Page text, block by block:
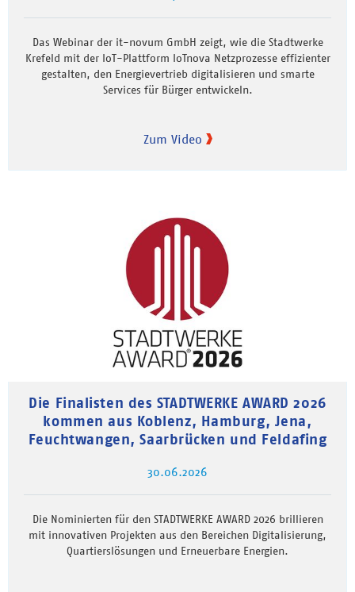
Das Webinar der it-novum GmbH zeigt, wie die Stadtwerke
Krefeld mit der IoT-Plattform IoTnova Netzprozesse effizienter
gestalten, den Energievertrieb digitalisieren und smarte
Services für Bürger entwickeln.
Zum Video
Die Finalisten des STADTWERKE AWARD 2026
kommen aus Koblenz, Hamburg, Jena,
Feuchtwangen, Saarbrücken und Feldafing
30.06.2026
Die Nominierten für den STADTWERKE AWARD 2026 brillieren
mit innovativen Projekten aus den Bereichen Digitalisierung,
Quartierslösungen und Erneuerbare Energien.